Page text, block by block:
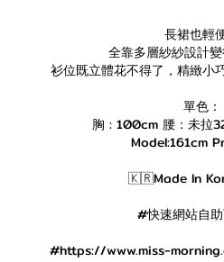
長裙也輕
全靠多層紗紗設計
衫位既立體花不得了，精緻小
單色：
胸 : 100cm 腰：未拉
Model:161cm
🇰🇷Made In
#快速網站自助
#https://www.miss-